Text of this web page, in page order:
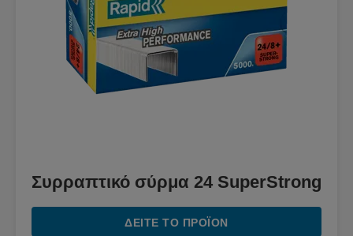
Συρραπτικό σύρμα 24 SuperStrong
ΔΕΊΤΕ ΤΟ ΠΡΟΪΌΝ